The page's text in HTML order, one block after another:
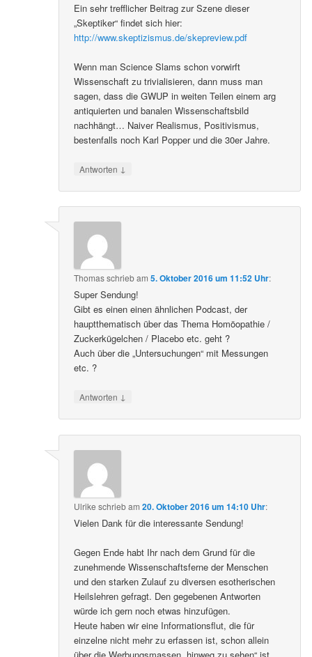
Ein sehr trefflicher Beitrag zur Szene dieser
„Skeptiker“ findet sich hier:
http://www.skeptizismus.de/skepreview.pdf
Wenn man Science Slams schon vorwirft
Wissenschaft zu trivialisieren, dann muss man
sagen, dass die GWUP in weiten Teilen einem arg
antiquierten und banalen Wissenschaftsbild
nachhängt… Naiver Realismus, Positivismus,
bestenfalls noch Karl Popper und die 30er Jahre.
Antworten ↓
Thomasschriebam5. Oktober 2016 um 11:52 Uhr:
Super Sendung!
Gibt es einen einen ähnlichen Podcast, der
hauptthematisch über das Thema Homöopathie /
Zuckerkügelchen / Placebo etc. geht ?
Auch über die „Untersuchungen“ mit Messungen
etc. ?
Antworten ↓
Ulrike schriebam20. Oktober 2016 um 14:10 Uhr:
Vielen Dank für die interessante Sendung!
Gegen Ende habt Ihr nach dem Grund für die
zunehmende Wissenschaftsferne der Menschen
und den starken Zulauf zu diversen esotherischen
Heilslehren gefragt. Den gegebenen Antworten
würde ich gern noch etwas hinzufügen.
Heute haben wir eine Informationsflut, die für
einzelne nicht mehr zu erfassen ist, schon allein